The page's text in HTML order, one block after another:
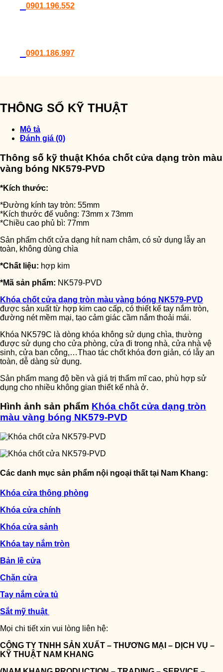
0901.196.552
0901.186.997
THÔNG SỐ KỸ THUẬT
Mô tả
Đánh giá (0)
Thông số kỹ thuật Khóa chốt cửa dạng tròn màu
vàng bóng NK579-PVD
*Kích thước:
*Đường kính tay tròn: 55mm
*Kích thước đế vuông: 73mm x 73mm
*Chiều cao phủ bì: 77mm
Sản phẩm chốt cửa dạng hít nam châm, có sử dụng lẫy an
toàn, không dùng chìa
*Chất liệu: hợp kim
*Mã sản phẩm: NK579-PVD
Khóa chốt cửa dạng tròn màu vàng bóng NK579-PVD
được sản xuất từ hợp kim cao cấp, có thiết kế tay nắm tròn,
đường nét mềm mại, tạo cảm giác cầm nắm thoải mái.
Khóa NK579C là dòng khóa không sử dụng chìa, thường
được sử dụng cho cửa phòng, cửa đi trong nhà, cửa nhà vệ
sinh, cửa ban công,…Thao tác chốt khóa đơn giản, có lẫy an
toàn, dễ dàng sử dụng.
Sản phẩm mang độ bền và giá trị thẩm mĩ cao, phù hợp sử
dụng cho nhiều không gian thiết kế nhà ở.
Hình ảnh sản phẩm Khóa chốt cửa dạng tròn
màu vàng bóng NK579-PVD
Các danh mục sản phẩm nội ngoại thất tại Nam Khang:
Khóa cửa thông phòng
Khóa cửa chính
Khóa cửa sảnh
Khóa tay nắm tròn
Bản lề cửa
Chặn cửa
Tay nắm cửa tủ
Sắt mỹ thuật
Mọi chi tiết xin vui lòng liên hệ:
CÔNG TY TNHH SẢN XUẤT – THƯƠNG MẠI – DỊCH VỤ –
KỸ THUẬT NAM KHANG